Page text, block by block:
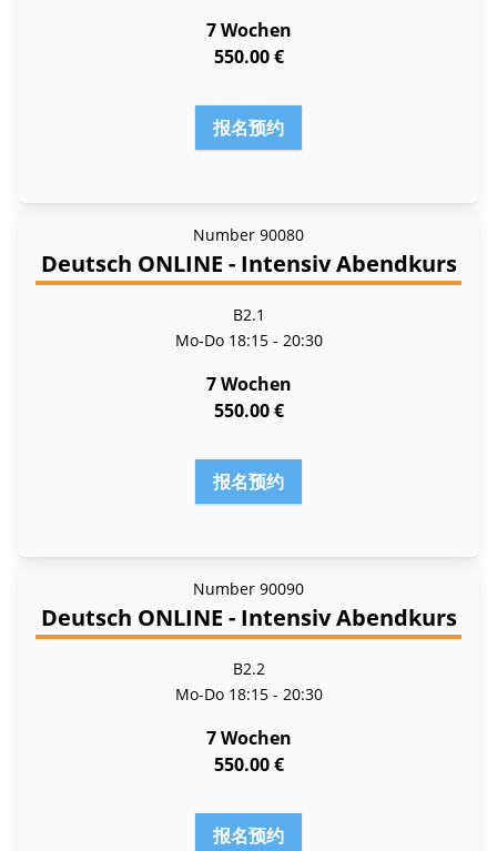
7 Wochen
550.00 €
报名预约
Number 90080
Deutsch ONLINE - Intensiv Abendkurs
B2.1
Mo-Do 18:15 - 20:30
7 Wochen
550.00 €
报名预约
Number 90090
Deutsch ONLINE - Intensiv Abendkurs
B2.2
Mo-Do 18:15 - 20:30
7 Wochen
550.00 €
报名预约